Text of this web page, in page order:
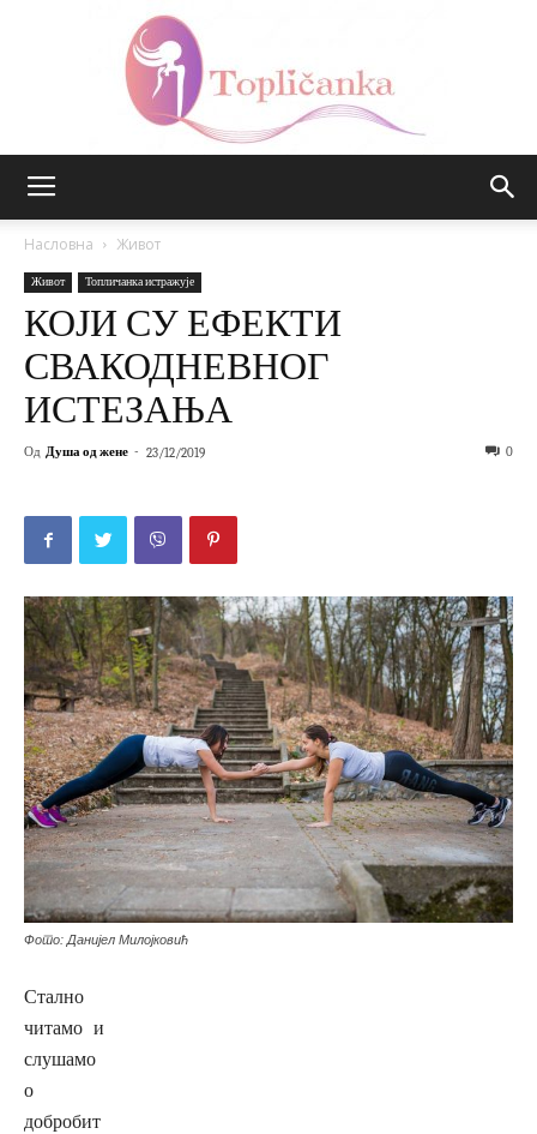
Насловна Живот
Живот Топличанка истражује
КОЈИ СУ ЕФЕКТИ
СВАКОДНЕВНОГ
ИСТЕЗАЊА
Од Душа од жене - 23/12/2019 0
Фото: Данијел Милојковић
Стално
читамо и
слушамо
о
добробит